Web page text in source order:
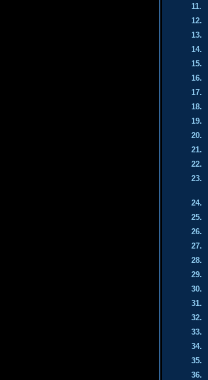
11.
12.
13.
14.
15.
16.
17.
18.
19.
20.
21.
22.
23.
24.
25.
26.
27.
28.
29.
30.
31.
32.
33.
34.
35.
36.